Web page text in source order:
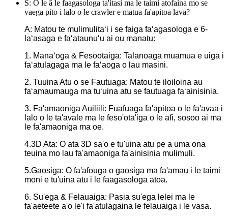
S: O le ā le faagasologa ta'itasi ma le taimi atofaina mo se
vaega pito i lalo o le crawler e matua fa'apitoa lava?
A: Matou te mulimulitaʻi i se faiga faʻagasologa e 6-
laʻasaga e faʻataunuʻu ai ou manatu:
1. Manaʻoga & Fesootaiga: Talanoaga muamua e uiga i
faʻatulagaga ma le faʻaoga o lau masini.
2. Tuuina Atu o se Fautuaga: Matou te iloiloina au
faʻamaumauga ma tuʻuina atu se fautuaga faʻainisinia.
3. Fa'amaoniga Auiliili: Fuafuaga fa'apitoa o le fa'avaa i
lalo o le ta'avale ma le feso'ota'iga o le afi, sosoo ai ma
le fa'amaoniga ma oe.
4.3D Ata: O ata 3D sa'o e tu'uina atu pe a uma ona
teuina mo lau fa'amaoniga fa'ainisinia mulimuli.
5.Gaosiga: O fa'afouga o gaosiga ma fa'amau i le taimi
moni e tu'uina atu i le faagasologa atoa.
6. Su'ega & Felauaiga: Pasia su'ega lelei ma le
fa'aeteete a'o le'i fa'atulagaina le felauaiga i le vasa.